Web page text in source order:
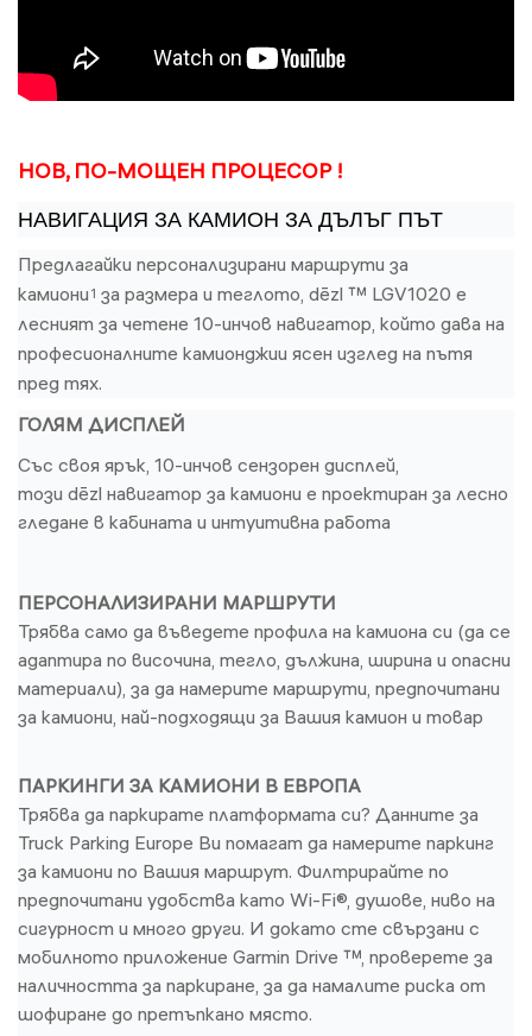
НОВ, ПО-МОЩЕН ПРОЦЕСОР !
НАВИГАЦИЯ ЗА КАМИОН ЗА ДЪЛЪГ ПЪТ
Предлагайки персонализирани маршрути за
камиони 1 за размера и теглото, dēzl ™ LGV1020 е
лесният за четене 10-инчов навигатор, който дава на
професионалните камионджии ясен изглед на пътя
пред тях.
ГОЛЯМ ДИСПЛЕЙ
Със своя ярък, 10-инчов сензорен дисплей,
този dēzl навигатор за камиони е проектиран за лесно
гледане в кабината и интуитивна работа
ПЕРСОНАЛИЗИРАНИ МАРШРУТИ
Трябва само да въведете профила на камиона си (да се
адаптира по височина, тегло, дължина, ширина и опасни
материали), за да намерите маршрути, предпочитани
за камиони, най-подходящи за Вашия камион и товар
ПАРКИНГИ ЗА КАМИОНИ В ЕВРОПА
Трябва да паркирате платформата си? Данните за
Truck Parking Europe Ви помагат да намерите паркинг
за камиони по Вашия маршрут. Филтрирайте по
предпочитани удобства като Wi-Fi®, душове, ниво на
сигурност и много други. И докато сте свързани с
мобилното приложение Garmin Drive ™, проверете за
наличността за паркиране, за да намалите риска от
шофиране до претъпкано място.